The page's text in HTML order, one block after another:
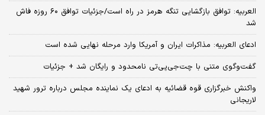
العربیه: توافق بازگشایی تنگه هرمز در راه است/جزئیات توافق ۶۰ روزه فاش
شد
ادعای العربیه: مذاکرات ایران و آمریکا وارد مرحله نهایی شده است
گفت‌وگوی متنی با چت‌جی‌پی‌تی نامحدود و رایگان شد + جزئیات
واکنش خبرگزاری قوه قضائیه به ادعای یک نماینده مجلس درباره ترور شهید
لاریجانی